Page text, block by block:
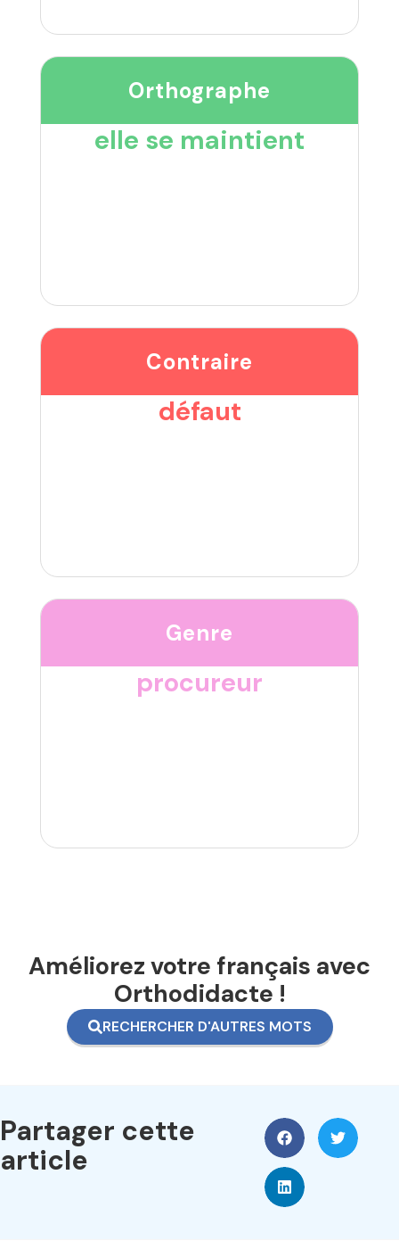
Orthographe
elle se maintient
Contraire
défaut
Genre
procureur
Améliorez votre français avec
Orthodidacte !
RECHERCHER D'AUTRES MOTS
Partager cette
article